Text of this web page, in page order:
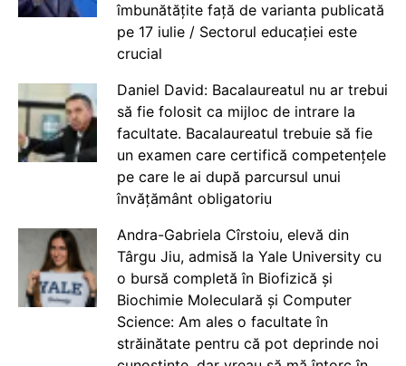
îmbunătățite față de varianta publicată
pe 17 iulie / Sectorul educației este
crucial
Daniel David: Bacalaureatul nu ar trebui
să fie folosit ca mijloc de intrare la
facultate. Bacalaureatul trebuie să fie
un examen care certifică competențele
pe care le ai după parcursul unui
învățământ obligatoriu
Andra-Gabriela Cîrstoiu, elevă din
Târgu Jiu, admisă la Yale University cu
o bursă completă în Biofizică și
Biochimie Moleculară și Computer
Science: Am ales o facultate în
străinătate pentru că pot deprinde noi